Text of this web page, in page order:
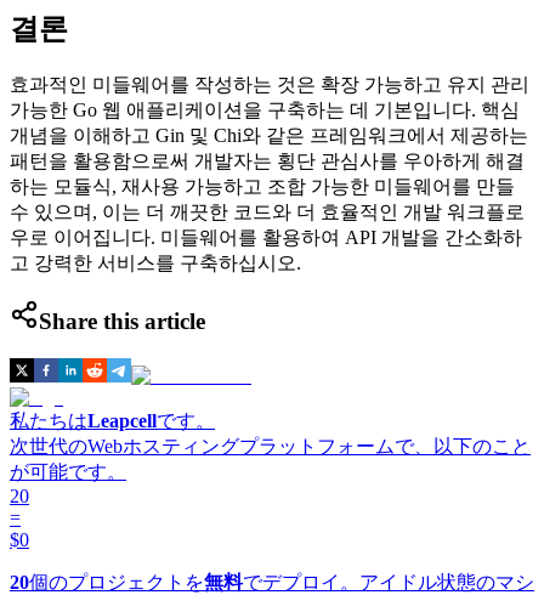
결론
효과적인 미들웨어를 작성하는 것은 확장 가능하고 유지 관리
가능한 Go 웹 애플리케이션을 구축하는 데 기본입니다. 핵심
개념을 이해하고 Gin 및 Chi와 같은 프레임워크에서 제공하는
패턴을 활용함으로써 개발자는 횡단 관심사를 우아하게 해결
하는 모듈식, 재사용 가능하고 조합 가능한 미들웨어를 만들
수 있으며, 이는 더 깨끗한 코드와 더 효율적인 개발 워크플로
우로 이어집니다. 미들웨어를 활용하여 API 개발을 간소화하
고 강력한 서비스를 구축하십시오.
Share this article
私たちはLeapcellです。
次世代のWebホスティングプラットフォームで、以下のこと
が可能です。
20
=
$0
20個のプロジェクトを無料でデプロイ。アイドル状態のマシ